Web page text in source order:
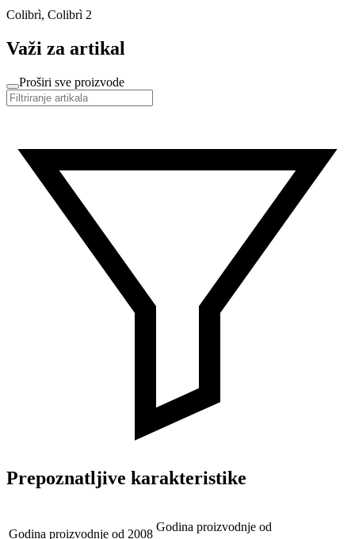
Colibrì, Colibrì 2
Važi za artikal
Proširi sve proizvode
Prepoznatljive karakteristike
Godina proizvodnje od 2008
Godina proizvodnje od